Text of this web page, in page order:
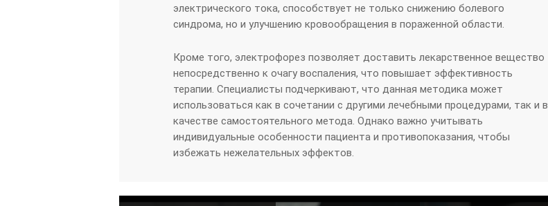
электрического тока, способствует не только снижению болевого
синдрома, но и улучшению кровообращения в пораженной области.
Кроме того, электрофорез позволяет доставить лекарственное вещество
непосредственно к очагу воспаления, что повышает эффективность
терапии. Специалисты подчеркивают, что данная методика может
использоваться как в сочетании с другими лечебными процедурами, так и в
качестве самостоятельного метода. Однако важно учитывать
индивидуальные особенности пациента и противопоказания, чтобы
избежать нежелательных эффектов.